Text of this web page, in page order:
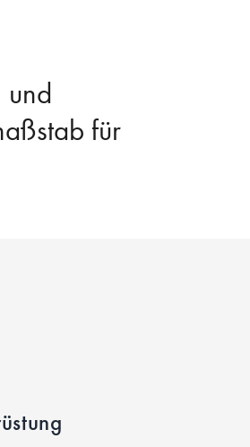
und
für